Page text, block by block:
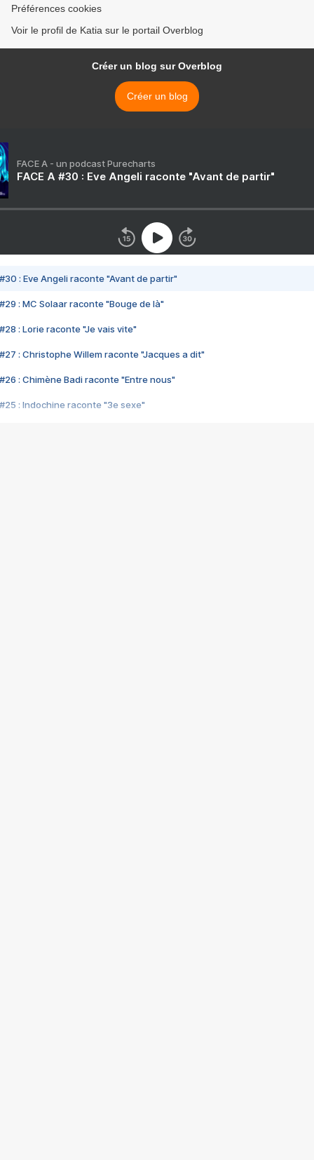
Préférences cookies
Voir le profil de Katia sur le portail Overblog
Créer un blog sur Overblog
Créer un blog
FACE A - un podcast Purecharts
FACE A #30 : Eve Angeli raconte "Avant de partir"
#30 : Eve Angeli raconte "Avant de partir"
#29 : MC Solaar raconte "Bouge de là"
#28 : Lorie raconte "Je vais vite"
#27 : Christophe Willem raconte "Jacques a dit"
#26 : Chimène Badi raconte "Entre nous"
#25 : Indochine raconte "3e sexe"